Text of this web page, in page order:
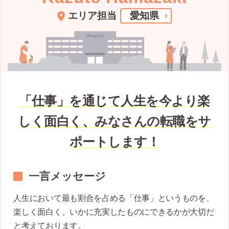
エリア担当 愛知県
「仕事」を通じて人生を今より楽
しく面白く、みなさんの転職をサ
ポートします！
一言メッセージ
人生において最も割合を占める「仕事」というものを、
楽しく面白く、いかに充実したものにできるかが大切だ
と考えております。